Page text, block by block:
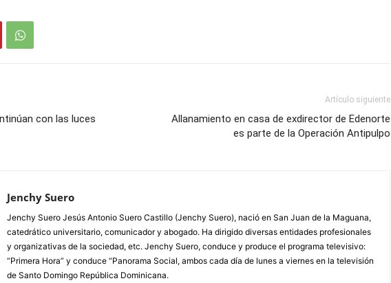
con las luces
Artículo siguiente
Allanamiento en casa de exdirector de Edenorte
es parte de la Operación Antipulpo
Jenchy Suero
Jenchy Suero Jesús Antonio Suero Castillo (Jenchy Suero), nació en San Juan de la Maguana,
catedrático universitario, comunicador y abogado. Ha dirigido diversas entidades profesionales
y organizativas de la sociedad, etc. Jenchy Suero, conduce y produce el programa televisivo:
“Primera Hora” y conduce “Panorama Social, ambos cada día de lunes a viernes en la televisión
de Santo Domingo República Dominicana.